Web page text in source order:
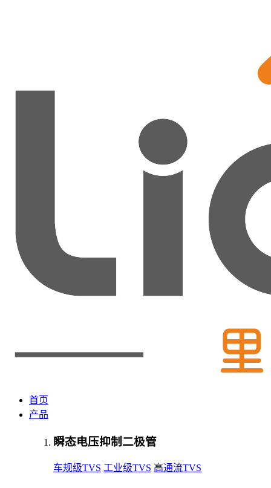
首页
产品
瞬态电压抑制二极管
车规级TVS 工业级TVS 高通流TVS